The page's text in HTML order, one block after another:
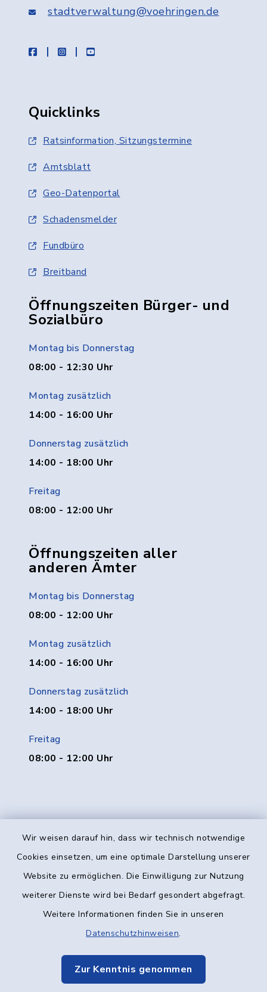
Wir weisen darauf hin, dass wir technisch notwendige
Cookies einsetzen, um eine optimale Darstellung unserer
Website zu ermöglichen. Die Einwilligung zur Nutzung
weiterer Dienste wird bei Bedarf gesondert abgefragt.
Weitere Informationen finden Sie in unseren
Datenschutzhinweisen.
Zur Kenntnis genommen
stadtverwaltung@voehringen.de
facebookinstagramyoutube
Quicklinks
Ratsinformation, Sitzungstermine
Amtsblatt
Geo-Datenportal
Schadensmelder
Fundbüro
Breitband
Öffnungszeiten Bürger- und
Sozialbüro
Montag bis Donnerstag
08:00 - 12:30 Uhr
Montag zusätzlich
14:00 - 16:00 Uhr
Donnerstag zusätzlich
14:00 - 18:00 Uhr
Freitag
08:00 - 12:00 Uhr
Öffnungszeiten aller
anderen Ämter
Montag bis Donnerstag
08:00 - 12:00 Uhr
Montag zusätzlich
14:00 - 16:00 Uhr
Donnerstag zusätzlich
14:00 - 18:00 Uhr
Freitag
08:00 - 12:00 Uhr
Kontakt
Datenschutz
Elektronische Kommunikation